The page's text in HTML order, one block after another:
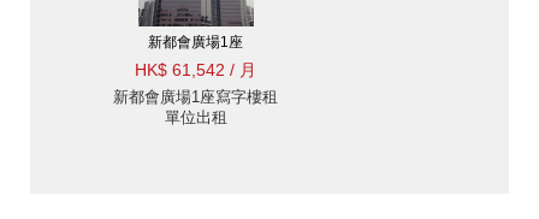
新都會廣場1座
HK$ 61,542 / 月
新都會廣場1座寫字樓租
單位出租